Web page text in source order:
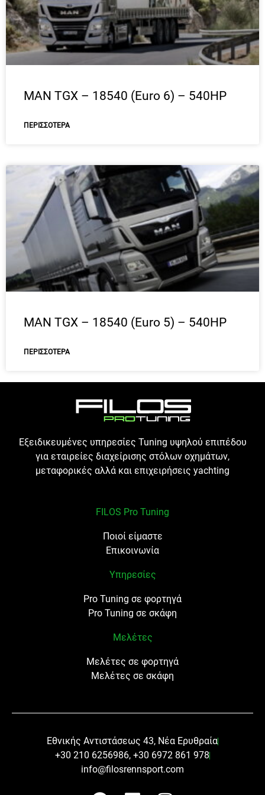
MAN TGX – 18540 (Euro 6) – 540HP
ΠΕΡΙΣΣΌΤΕΡΑ
MAN TGX – 18540 (Euro 5) – 540HP
ΠΕΡΙΣΣΌΤΕΡΑ
Εξειδικευμένες υπηρεσίες Tuning υψηλού επιπέδου
για εταιρείες διαχείρισης στόλων οχημάτων,
μεταφορικές αλλά και επιχειρήσεις yachting
FILOS Pro Tuning
Ποιοί είμαστε
Επικοινωνία
Υπηρεσίες
Pro Tuning σε φορτηγά
Pro Tuning σε σκάφη
Μελέτες
Μελέτες σε φορτηγά
Μελέτες σε σκάφη
Εθνικής Αντιστάσεως 43, Νέα Ερυθραία
+30 210 6256986, +30 6972 861 978
info@filosrennsport.com